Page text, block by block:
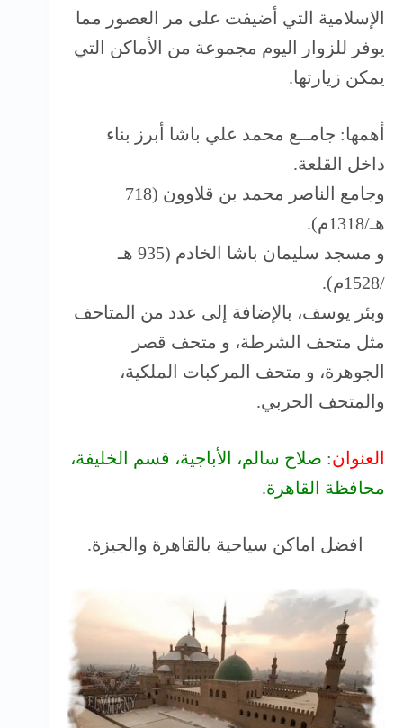
الإسلامية التي أضيفت على مر العصور مما
يوفر للزوار اليوم مجموعة من الأماكن التي
يمكن زيارتها.
أهمها: جامــع محمد علي باشا أبرز بناء
داخل القلعة.
وجامع الناصر محمد بن قلاوون (718
هـ/1318م).
و مسجد سليمان باشا الخادم (935 هـ
/1528م).
وبئر يوسف، بالإضافة إلى عدد من المتاحف
مثل متحف الشرطة، و متحف قصر
الجوهرة، و متحف المركبات الملكية،
والمتحف الحربي.
العنوان: صلاح سالم، الأباجية، قسم الخليفة،
محافظة القاهرة‬.
افضل اماكن سياحية بالقاهرة والجيزة.